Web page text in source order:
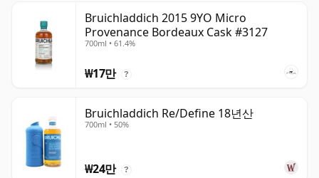
Bruichladdich 2015 9YO Micro
Provenance Bordeaux Cask #3127
700ml • 61.4%
₩17만 ?
Bruichladdich Re/Define 18년산
700ml • 50%
₩24만 ?